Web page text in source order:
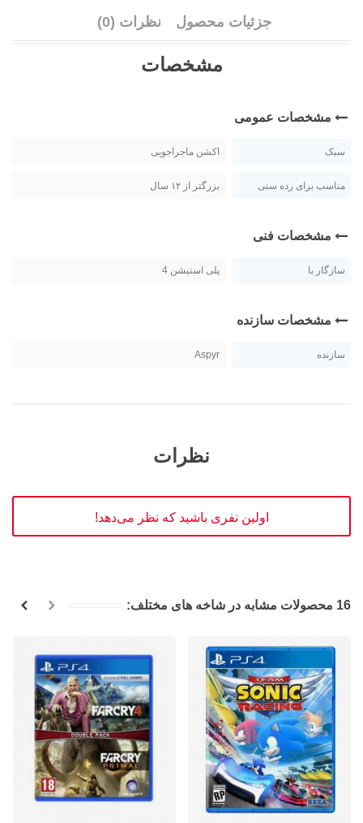
جزئیات محصول نظرات (0)
مشخصات
مشخصات عمومی
سبک اکشن ماجراجویی
مناسب برای رده سنی بزرگتر از ۱۲ سال
مشخصات فنی
سازگار با پلی استیشن 4
مشخصات سازنده
سازنده Aspyr
نظرات
اولین نفری باشید که نظر می‌دهد!
16 محصولات مشابه در شاخه های مختلف: